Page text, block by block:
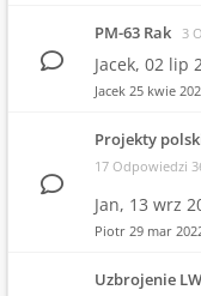
PM-63 Rak 3
Jacek, 02 lip
Jacek 25 kwie
Projekty
17 Odpowiedzi
Jan, 13 wrz
Piotr 29 mar
Uzbrojenie